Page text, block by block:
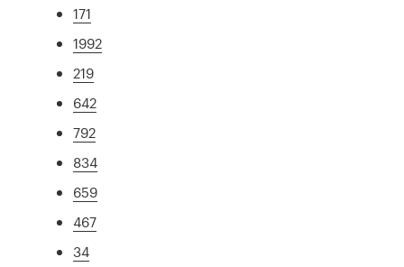
171
1992
219
642
792
834
659
467
34